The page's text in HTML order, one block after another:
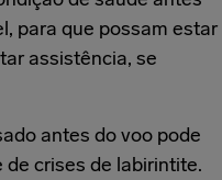
para que possam estar
assistência, se
antes do voo pode
crises de labirintite.